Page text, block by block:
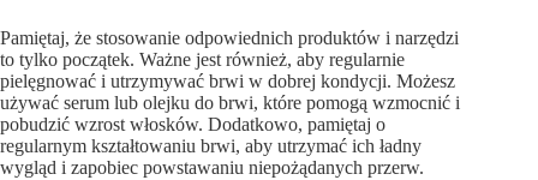
Pamiętaj, że stosowanie odpowiednich produktów i narzędzi
to tylko początek. Ważne jest również, aby regularnie
pielęgnować i utrzymywać brwi w dobrej kondycji. Możesz
używać serum lub olejku do brwi, które pomogą wzmocnić i
pobudzić wzrost włosków. Dodatkowo, pamiętaj o
regularnym kształtowaniu brwi, aby utrzymać ich ładny
wygląd i zapobiec powstawaniu niepożądanych przerw.